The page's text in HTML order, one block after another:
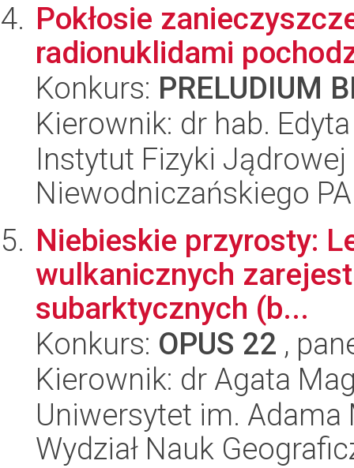
Pokłosie
radionuklidami
Konkurs: PRELUDIUM
Kierownik: dr hab.
Instytut Fizyki
Niewodniczańskiego
Niebieskie przyrosty:
wulkanicznych
subarktycznych (b...
Konkurs: OPUS 22 ,
Kierownik: dr Agata
Uniwersytet im.
Wydział Nauk